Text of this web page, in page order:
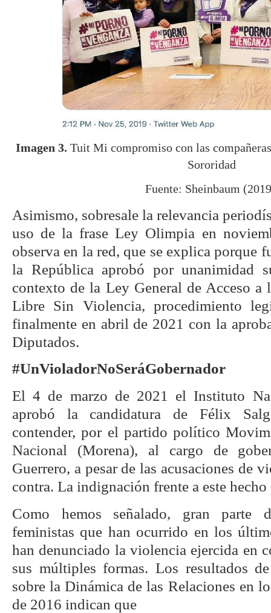
Imagen 3. Tuit Mi compromiso con las
Sororidad
Fuente: Sheinbaum
Asimismo, sobresale la relevancia
uso de la frase Ley Olimpia en
observa en la red, que se explica porque
la República aprobó por unanimidad
contexto de la Ley General de Acceso a
Libre Sin Violencia, procedimiento
finalmente en abril de 2021 con la
Diputados.
#UnVioladorNoSeráGobernador
El 4 de marzo de 2021 el Instituto
aprobó la candidatura de Félix
contender, por el partido político
Nacional (Morena), al cargo de
Guerrero, a pesar de las acusaciones de
contra. La indignación frente a este
Como hemos señalado, gran parte
feministas que han ocurrido en los
han denunciado la violencia ejercida en
sus múltiples formas. Los resultados
sobre la Dinámica de las Relaciones en
de 2016 indican que